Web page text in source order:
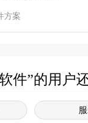
方案
件”的用户